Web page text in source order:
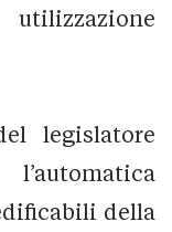
legislatore
della